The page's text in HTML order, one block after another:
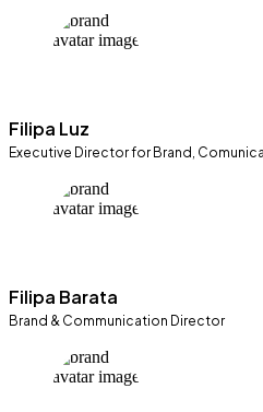
Filipa Luz
Executive Director for Brand,
Filipa Barata
Brand & Communication Director